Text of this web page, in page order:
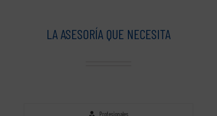
LA ASESORÍA QUE NECESITA
Profesionales